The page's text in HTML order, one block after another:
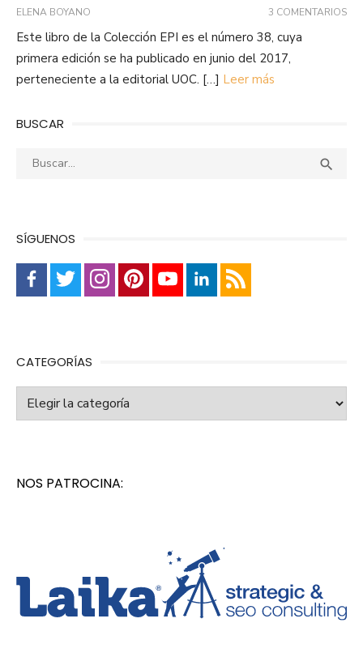
ELENA BOYANO 3 COMENTARIOS
Este libro de la Colección EPI es el número 38, cuya
primera edición se ha publicado en junio del 2017,
perteneciente a la editorial UOC. […] Leer más
BUSCAR
Buscar: 
SÍGUENOS
CATEGORÍAS
Categorías
NOS PATROCINA: